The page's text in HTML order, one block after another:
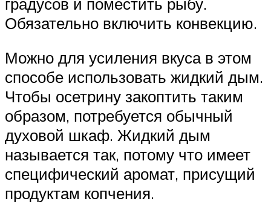
Обязательно включить конвекцию.
Можно для усиления вкуса в этом
способе использовать жидкий дым.
Чтобы осетрину закоптить таким
образом, потребуется обычный
духовой шкаф. Жидкий дым
называется так, потому что имеет
специфический аромат, присущий
продуктам копчения.